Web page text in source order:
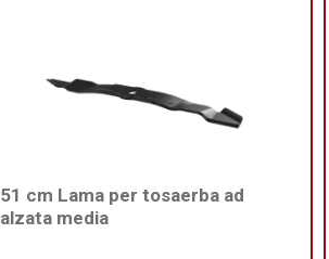
51 cm Lama per tosaerba ad
alzata media